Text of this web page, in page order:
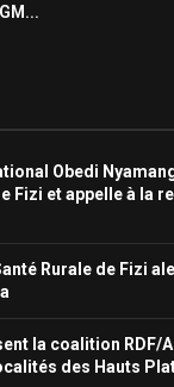
Obedi
Fizi et appelle à la
Rurale de Fizi
la coalition RDF/
des Hauts